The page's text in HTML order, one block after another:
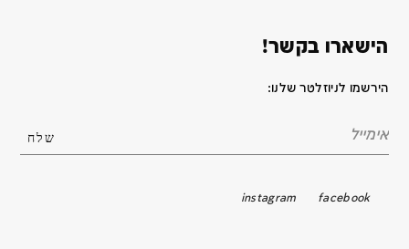
הישארו בקשר!
הירשמו לניוזלטר שלנו:
facebook
instagram